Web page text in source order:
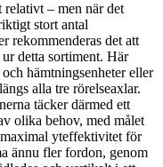
– men när det
stort antal
rekommenderas det att
detta sortiment. Här
hämtningsenheter eller
alla tre rörelseaxlar.
täcker därmed ett
olika behov, med målet
yteffektivitet för
ännu fler fordon, genom